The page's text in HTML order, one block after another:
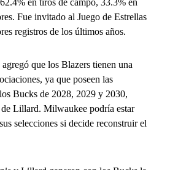
en tiros de campo, 33.3% en
Fue invitado al Juego de Estrellas
registros de los últimos años.
que los Blazers tienen una
ya que poseen las
Bucks de 2028, 2029 y 2030,
de Lillard. Milwaukee podría estar
selecciones si decide reconstruir el